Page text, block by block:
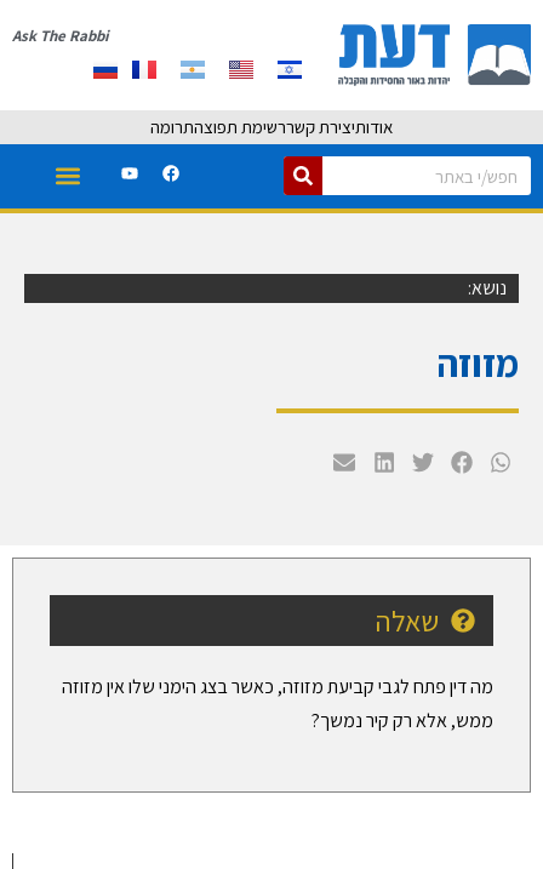
Ask The Rabbi
אודותיצירת קשררשימת תפוצהתרומה
נושא:
מזוזה
שאלה
מה דין פתח לגבי קביעת מזוזה, כאשר בצג הימני שלו אין מזוזה
ממש, אלא רק קיר נמשך?